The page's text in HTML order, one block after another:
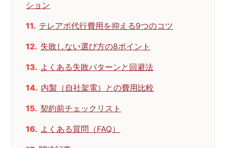
ション
テレアポ代行費用を抑える9つのコツ
失敗しない選び方の8ポイント
よくある失敗パターンと回避法
内製（自社架電）との費用比較
契約前チェックリスト
よくある質問（FAQ）